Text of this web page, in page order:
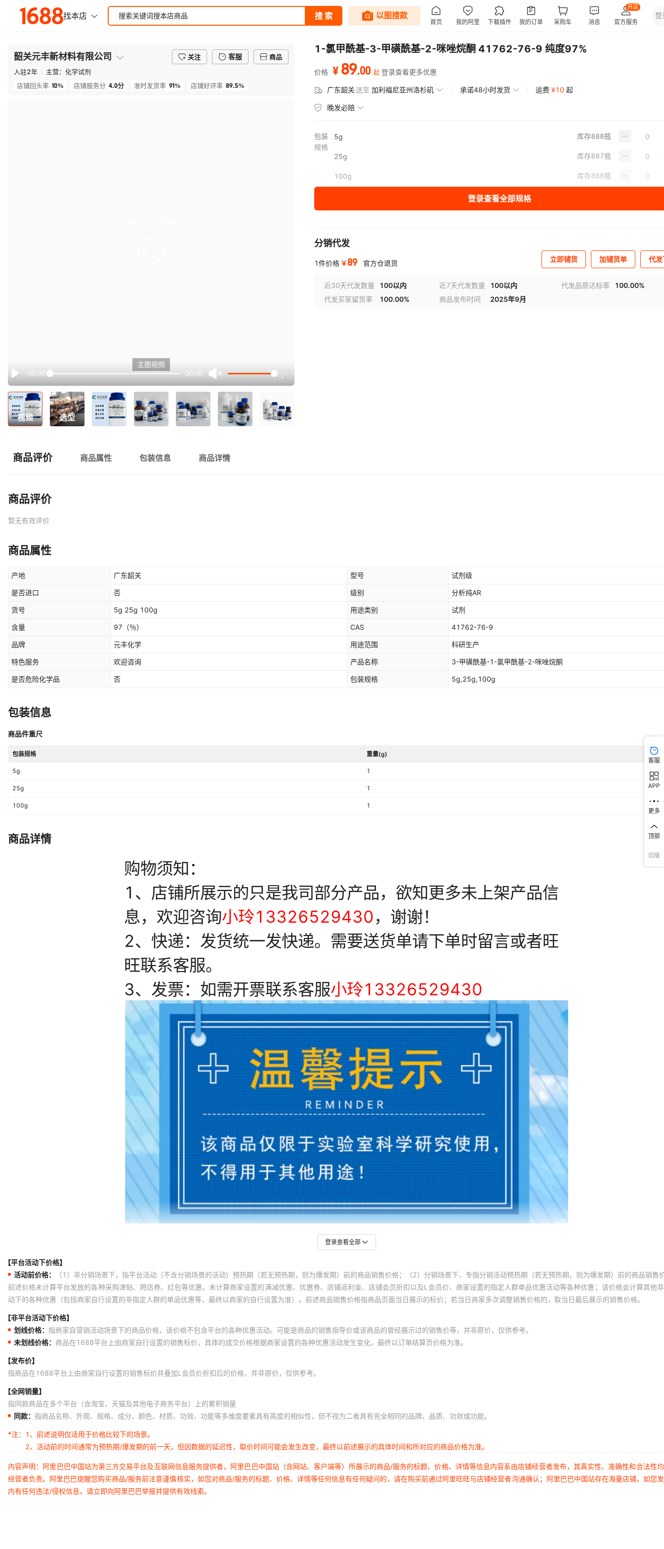
韶关元丰新材料有限公司 关注 客服
商品
入驻2年 主营： 化学试剂
店铺回头率 10% 店铺服务分 4.0分 准时发货率 91% 店铺好评率 89.5%
Play
00:00 00:00
主图视频
视频 选型
1-氯甲酰基-3-甲磺酰基-2-咪唑烷酮 41762-76-9 纯度97%
价格 ¥ 89.00 起 登录查看更多优惠
广东韶关送至 加利福尼亚州洛杉矶 承诺48小时发货 运费 ¥10 起
晚发必赔
包装
规格
5g 库存888瓶
25g 库存887瓶
100g 库存888瓶
登录查看全部规格
分销代发
1件价格 ￥89 官方仓退货 立即铺货 加铺货单 代
近30天代发数量 100以内 近7天代发数量 100以内 代发品质达标率
100.00%
代发买家留货率
100.00% 商品发布时间 2025年9月
商品评价 商品属性 包装信息 商品详情
商品评价
暂无有效评价
商品属性
产地 广东韶关 型号 试剂级
是否进口 否 级别 分析纯AR
货号 5g 25g 100g 用途类别 试剂
含量 97 （％） CAS 41762-76-9
品牌 元丰化学 用途范围 科研生产
特色服务 欢迎咨询 产品名称 3-甲磺酰基-1-氯甲酰基-2-咪唑烷酮
是否危险化学品 否 包装规格 5g,25g,100g
包装信息
商品件重尺
包装规格 重量(g)
5g 1
25g 1
100g 1
商品详情
登录查看全部
【平台活动下价格】
活动前价格：
（1）非分销场景下，指平台活动（不含分销场景的活动）预热期（若无预热期，则为爆发期）前的商品销售价格；（2）分销场景下，专指分销活动预热期（若无预热期，则为爆发期）前的商品销售
前述价格未计算平台发放的各种采购津贴、跨店券、红包等优惠，未计算商家设置的满减优惠、优惠券、店铺返利金、店铺会员折扣以及L会员价、商家设置的指定人群单品优惠活动等各种优惠；该价格会计算其他
动下的各种优惠（包括商家自行设置的非指定人群的单品优惠等，最终以商家的自行设置为准）。前述商品销售价格指商品页面当日展示的标价；若当日商家多次调整销售价格的，取当日最后展示的销售价格。
【非平台活动下价格】
划线价格： 指商家自营销活动场景下的商品价格，该价格不包含平台的各种优惠活动。可能是商品的销售指导价或该商品的曾经展示过的销售价等，并非原价，仅供参考。
未划线价格： 商品在1688平台上由商家自行设置的销售标价，具体的成交价格根据商家设置的各种优惠活动发生变化，最终以订单结算页价格为准。
【发布价】
指商品在1688平台上由商家自行设置的销售标价并叠加L会员价折扣后的价格，并非原价，仅供参考。
【全网销量】
指同款商品在多个平台（含淘宝、天猫及其他电子商务平台）上的累积销量
同款： 指商品名称、外观、规格、成分、颜色、材质、功效、功能等多维度要素具有高度的相似性，但不视为二者具有完全相同的品牌、品质、功效或功能。
*注：
1、前述说明仅适用于价格比较下的场景。
2、活动前的时间通常为预热期/爆发期的前一天，但因数据的延迟性，取价时间可能会发生改变，最终以前述展示的具体时间和所对应的商品价格为准。
内容声明：阿里巴巴中国站为第三方交易平台及互联网信息服务提供者，阿里巴巴中国站（含网站、客户端等）所展示的商品/服务的标题、价格、详情等信息内容系由店铺经营者发布，其真实性、准确性和合法性
经营者负责。阿里巴巴提醒您购买商品/服务前注意谨慎核实，如您对商品/服务的标题、价格、详情等任何信息有任何疑问的，请在购买前通过阿里旺旺与店铺经营者沟通确认；阿里巴巴中国站存在海量店铺，如您
内有任何违法/侵权信息，请立即向阿里巴巴举报并提供有效线索。
客服
APP
更多
顶部
旧版